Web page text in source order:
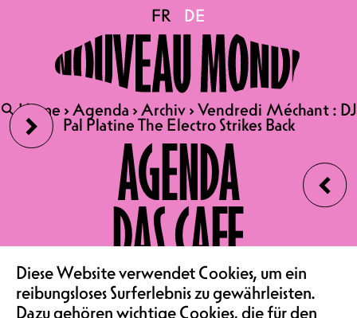
›
‹
FR DE
🔍Home›Agenda ›Archiv›Vendredi Méchant : DJ
Pal Platine The Electro Strikes Back
AGENDA
DAS CAFE
VEREIN & COMMUNITY
FR DE
🔍Home›Agenda ›Archiv›Vendredi Méchant : DJ
Pal Platine The Electro Strikes Back
Vendredi Méchant : DJ
Pal Platine The Electro
Strikes Back
VE 12.06.2026
VENDREDI MÉCHANT : DJ
PAL PLATINE
THE ELECTRO STRIKES BACK
PARTY | COSMIC ELECTRO
Diese Website verwendet Cookies, um ein
reibungsloses Surferlebnis zu gewährleisten.
Dazu gehören wichtige Cookies, die für den